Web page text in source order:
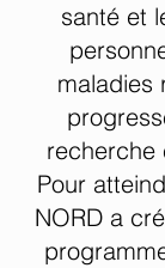
santé et
maladies
recherche
Pour
NORD a